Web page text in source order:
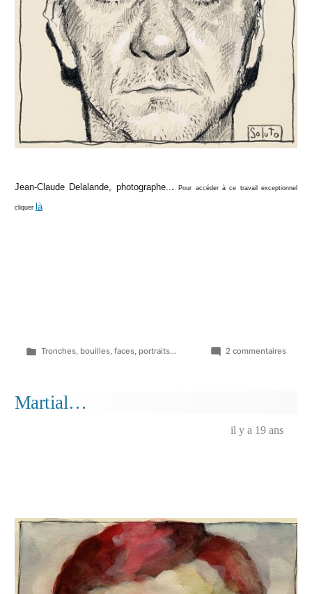
Jean-Claude Delalande, photographe...Pour accéder à ce travail exceptionnel
cliquer là
Publié
Tronches, bouilles, faces, portraits... 2 commentairessur
Martial…
il y a 19 ans